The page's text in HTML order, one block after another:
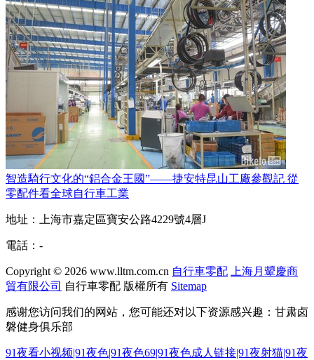
智造騎行文化的“鋁合金王國”——捷安特昆山工廠參觀記 從
零配件看全球自行車工業
地址：上海市嘉定區寶安公路4229號4層J
電話：-
Copyright © 2026 www.lltm.com.cn 自行車零配
上海月顰慶商
貿有限公司 自行車零配 版權所有 Sitemap
感谢您访问我们的网站，您可能还对以下资源感兴趣：甘肃卤
磐健身俱乐部
91夜看小视频|91夜色|91夜色69|91夜色成人链接|91夜射猫|91夜